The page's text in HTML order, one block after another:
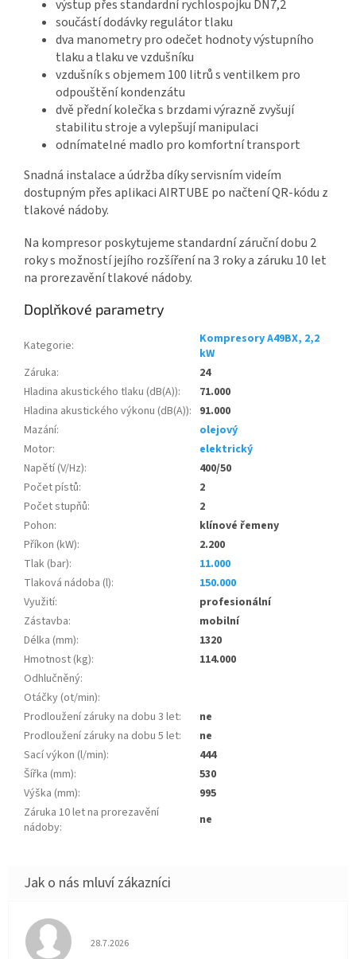
výstup přes standardní rychlospojku DN7,2
součástí dodávky regulátor tlaku
dva manometry pro odečet hodnoty výstupního
tlaku a tlaku ve vzdušníku
vzdušník s objemem 100 litrů s ventilkem pro
odpouštění kondenzátu
dvě přední kolečka s brzdami výrazně zvyšují
stabilitu stroje a vylepšují manipulaci
odnímatelné madlo pro komfortní transport
Snadná instalace a údržba díky servisním videím
dostupným přes aplikaci AIRTUBE po načtení QR-kódu z
tlakové nádoby.
Na kompresor poskytujeme standardní záruční dobu 2
roky s možností jejího rozšíření na 3 roky a záruku 10 let
na prorezavění tlakové nádoby.
Doplňkové parametry
Kategorie:
Kompresory A49BX, 2,2
kW
Záruka:
24
Hladina akustického tlaku (dB(A)):
71.000
Hladina akustického výkonu (dB(A)): 91.000
Mazání:
olejový
Motor:
elektrický
Napětí (V/Hz):
400/50
Počet pístů:
2
Počet stupňů:
2
Pohon:
klínové řemeny
Příkon (kW):
2.200
Tlak (bar):
11.000
Tlaková nádoba (l):
150.000
Využití:
profesionální
Zástavba:
mobilní
Délka (mm):
1320
Hmotnost (kg):
114.000
Odhlučněný:
Otáčky (ot/min):
Prodloužení záruky na dobu 3 let:
ne
Prodloužení záruky na dobu 5 let:
ne
Sací výkon (l/min):
444
Šířka (mm):
530
Výška (mm):
995
Záruka 10 let na prorezavění
nádoby: ne
Hodnocení obchodu je 5 z 5 hvězdiček.
28.7.2026